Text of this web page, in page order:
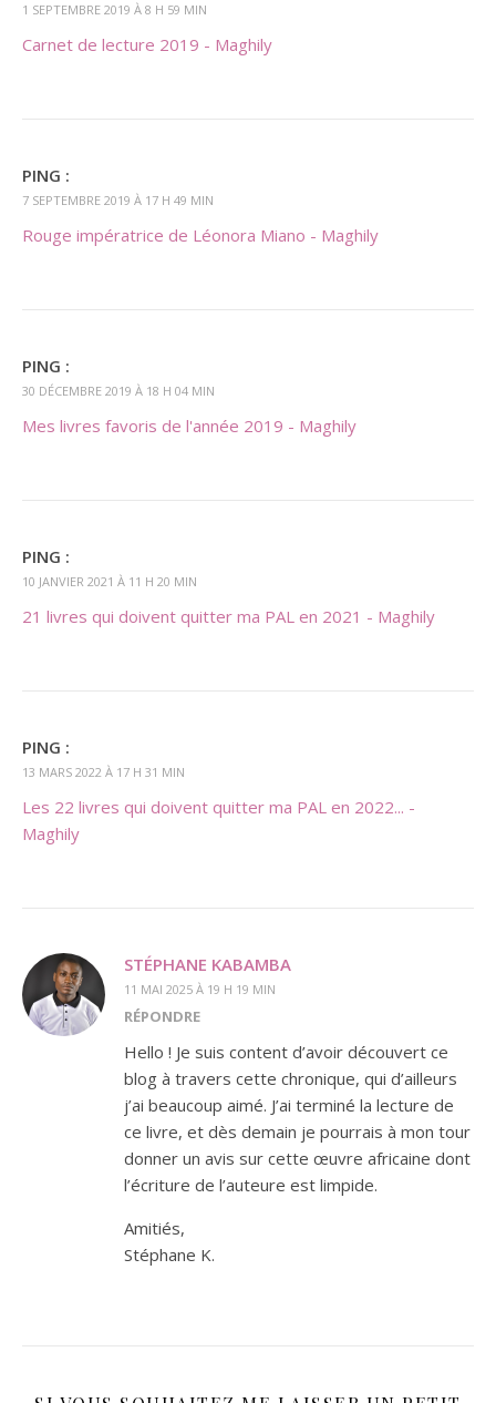
1 SEPTEMBRE 2019 À 8 H 59 MIN
Carnet de lecture 2019 - Maghily
PING :
7 SEPTEMBRE 2019 À 17 H 49 MIN
Rouge impératrice de Léonora Miano - Maghily
PING :
30 DÉCEMBRE 2019 À 18 H 04 MIN
Mes livres favoris de l'année 2019 - Maghily
PING :
10 JANVIER 2021 À 11 H 20 MIN
21 livres qui doivent quitter ma PAL en 2021 - Maghily
PING :
13 MARS 2022 À 17 H 31 MIN
Les 22 livres qui doivent quitter ma PAL en 2022... -
Maghily
STÉPHANE KABAMBA
11 MAI 2025 À 19 H 19 MIN
RÉPONDRE
Hello ! Je suis content d’avoir découvert ce
blog à travers cette chronique, qui d’ailleurs
j’ai beaucoup aimé. J’ai terminé la lecture de
ce livre, et dès demain je pourrais à mon tour
donner un avis sur cette œuvre africaine dont
l’écriture de l’auteure est limpide.
Amitiés,
Stéphane K.